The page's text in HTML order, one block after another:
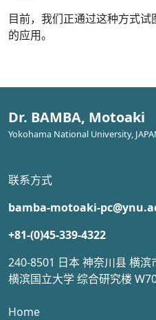
目前，我们正通过这种方式
的应用。
Dr. BAMBA, Motoaki
Yokohama National University,
联系方式
bamba-motoaki-
+81-(0)45-339-4322
240-8501 日本 神奈川县 横
横滨国立大学 综合研究楼
Home